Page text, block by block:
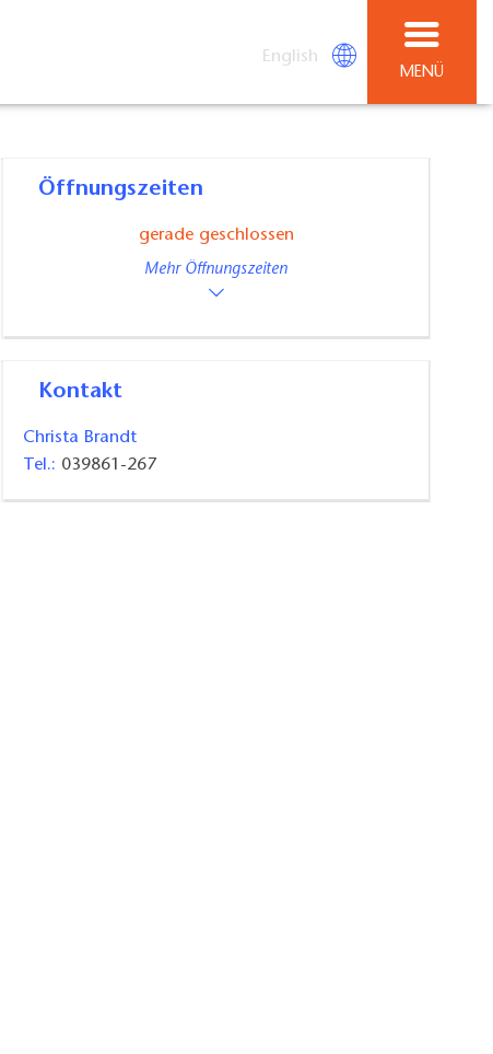
English
MENÜ
Öffnungszeiten
gerade geschlossen
Mehr Öffnungszeiten
Kontakt
Christa Brandt
Tel.: 039861-267